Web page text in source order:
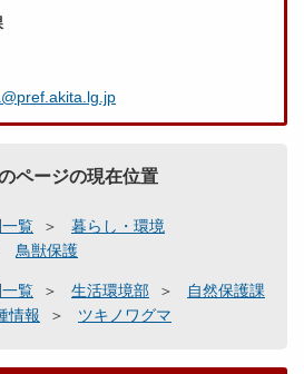
ページの現在位置
覧
暮らし・環境
鳥獣保護
覧 生活環境部
自然保護課
情報
ツキノワグマ